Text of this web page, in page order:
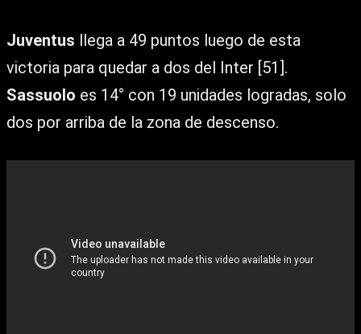
Juventus llega a 49 puntos luego de esta
victoria para quedar a dos del Inter [51].
Sassuolo es 14° con 19 unidades logradas, solo
dos por arriba de la zona de descenso.